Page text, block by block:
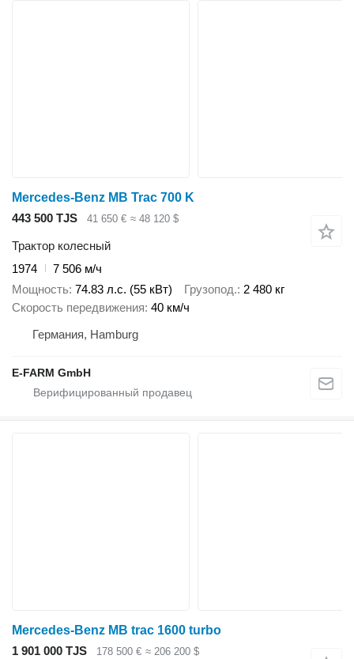
Mercedes-Benz MB Trac 700 K
443 500 TJS
41 650 € ≈ 48 120 $
Трактор колесный
1974
7 506 м/ч
Мощность 74.83 л.с. (55 кВт) Грузопод. 2 480 кг
Скорость передвижения 40 км/ч
Германия, Hamburg
E-FARM GmbH
Mercedes-Benz MB trac 1600 turbo
1 901 000 TJS
178 500 € ≈ 206 200 $